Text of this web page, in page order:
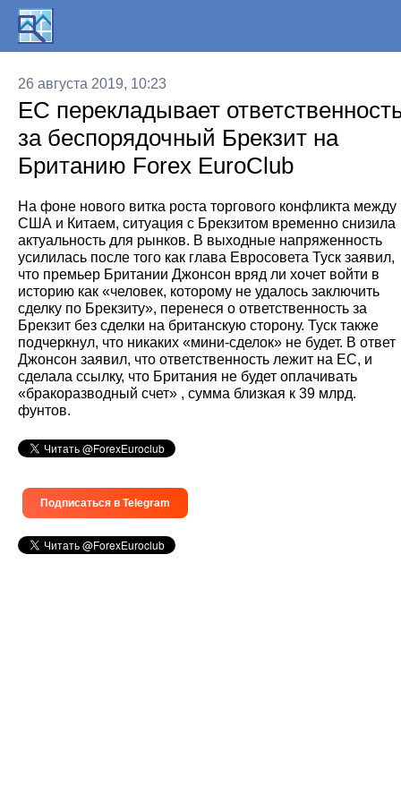
26 августа 2019, 10:23
ЕС перекладывает
за беспорядочный Брекзит на
Британию Forex EuroClub
На фоне нового витка роста торгового конфликта между
США и Китаем, ситуация с Брекзитом временно снизила
актуальность для рынков. В выходные напряженность
усилилась после того как глава Евросовета Туск заявил,
что премьер Британии Джонсон вряд ли хочет войти в
историю как «человек, которому не удалось заключить
сделку по Брекзиту», перенеся о ответственность за
Брекзит без сделки на британскую сторону. Туск также
подчеркнул, что никаких «мини-сделок» не будет. В ответ
Джонсон заявил, что ответственность лежит на ЕС, и
сделала ссылку, что Британия не будет оплачивать
«бракоразводный счет» , сумма близкая к 39 млрд.
фунтов.
Подписаться в Telegram